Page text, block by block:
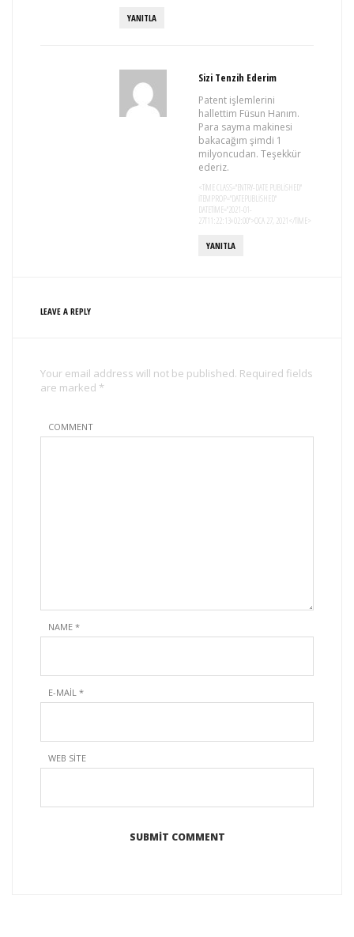
YANITLA
Sizi Tenzih Ederim
Patent işlemlerini
hallettim Füsun Hanım.
Para sayma makinesi
bakacağım şimdi 1
milyoncudan. Teşekkür
ederiz.
<TIME CLASS="ENTRY-DATE PUBLISHED"
ITEMPROP="DATEPUBLISHED"
DATETIME="2021-01-
27T11:22:13+02:00">OCA 27, 2021</TIME>
YANITLA
LEAVE A REPLY
Your email address will not be published. Required fields
are marked *
COMMENT
NAME *
E-MAIL *
WEB SITE